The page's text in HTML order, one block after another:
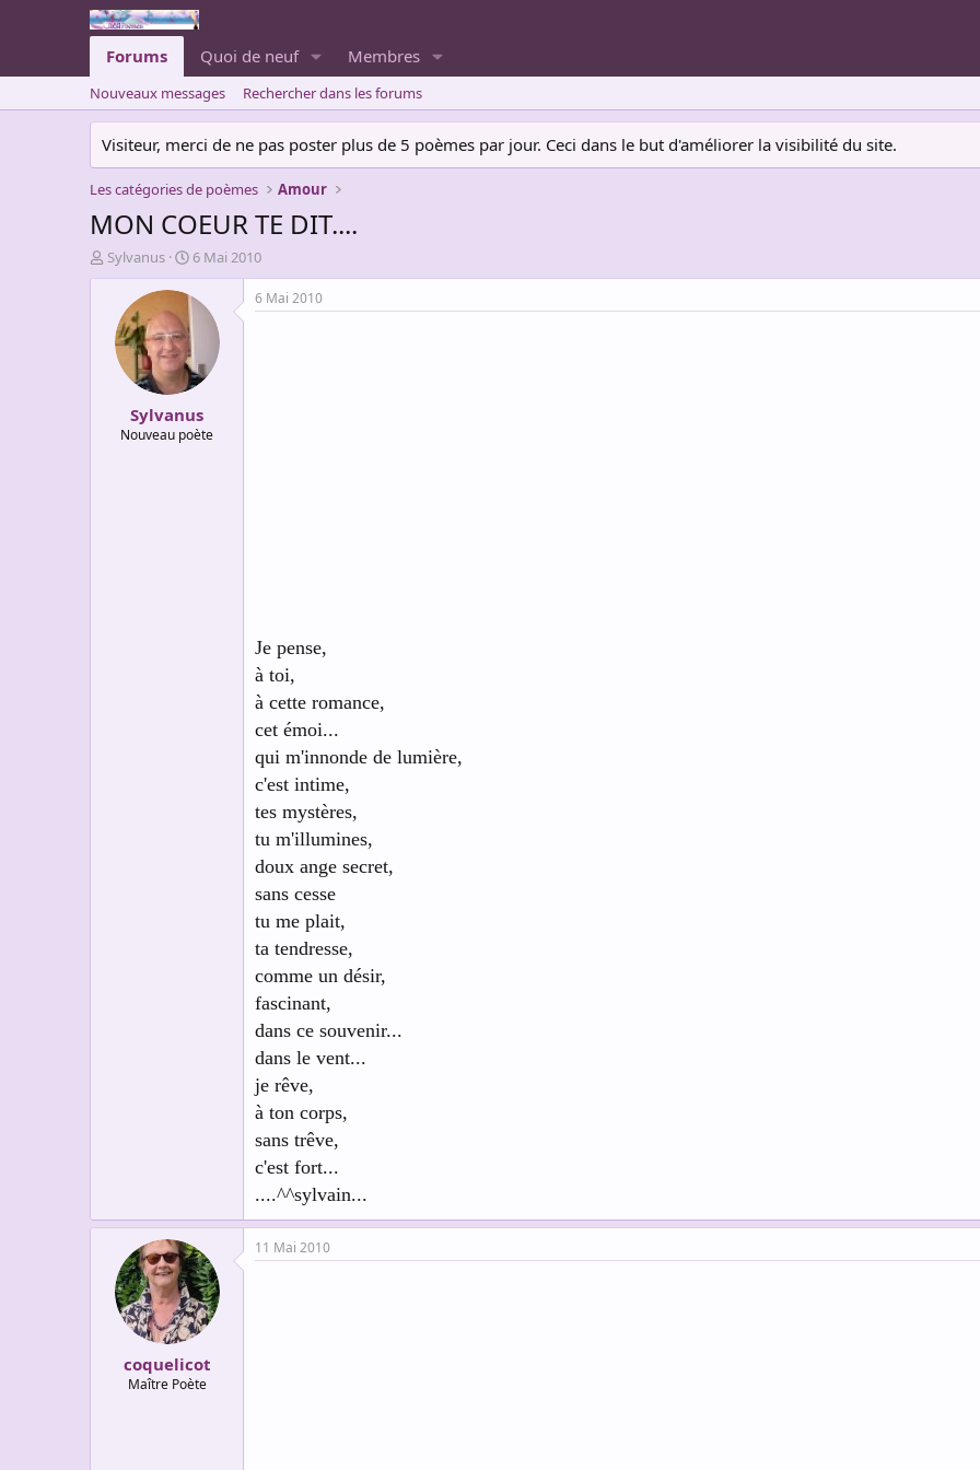
Forums Quoi de neuf Membres
Nouveaux messages Rechercher dans les forums
Visiteur, merci de ne pas poster plus de 5 poèmes par jour. Ceci dans le but d'améliorer la visibilité du site.
Les catégories de poèmes Amour
MON COEUR TE DIT....
A
u
Sylvanus
D
a
t
e
d
d
é
b
u
6 Mai 2010
Sylvanus
Nouveau poète
6 Mai 2010
Je pense,
à toi,
à cette romance,
cet émoi...
qui m'innonde de lumière,
c'est intime,
tes mystères,
tu m'illumines,
doux ange secret,
sans cesse
tu me plait,
ta tendresse,
comme un désir,
fascinant,
dans ce souvenir...
dans le vent...
je rêve,
à ton corps,
sans trêve,
c'est fort...
....^^sylvain...
coquelicot
Maître Poète
11 Mai 2010